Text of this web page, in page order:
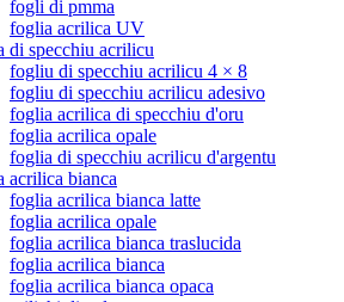
fogli di pmma
foglia acrilica UV
di specchiu acrilicu
fogliu di specchiu acrilicu 4 × 8
fogliu di specchiu acrilicu adesivo
foglia acrilica di specchiu d'oru
foglia acrilica opale
foglia di specchiu acrilicu d'argentu
acrilica bianca
foglia acrilica bianca latte
foglia acrilica opale
foglia acrilica bianca traslucida
foglia acrilica bianca
foglia acrilica bianca opaca